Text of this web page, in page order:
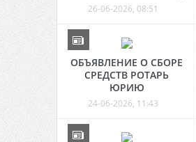
26-06-2026, 08:51
ОБЪЯВЛЕНИЕ О СБОРЕ
СРЕДСТВ РОТАРЬ
ЮРИЮ
24-06-2026, 11:43